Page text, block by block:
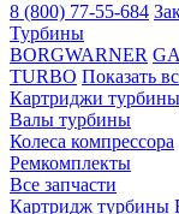
8 (800) 77-55-684
Турбины
BORGWARNER
TURBO Показать
Картриджи турбины
Валы турбины
Колеса компрессора
Ремкомплекты
Все запчасти
Картридж турбины